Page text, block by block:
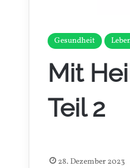
Gesundheit
Mit
Teil 2
28. Dezember 2023